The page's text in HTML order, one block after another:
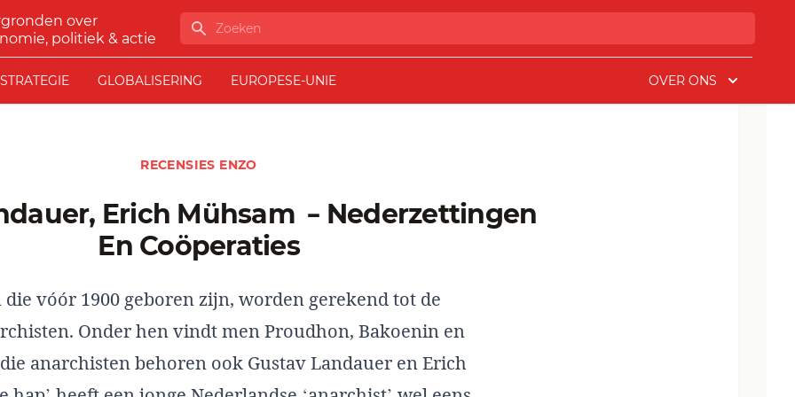
over
politiek & actie
Zoeken
STRATEGIE GLOBALISERING EUROPESE-UNIE OVER ONS
RECENSIES ENZO
En Coöperaties
vóór 1900 geboren zijn, worden gerekend tot de
Onder hen vindt men Proudhon, Bakoenin en
anarchisten behoren ook Gustav Landauer en Erich